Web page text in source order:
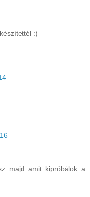
:)
majd amit kipróbálok a